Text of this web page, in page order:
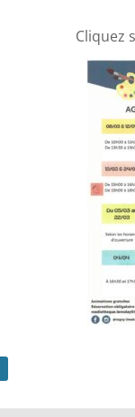
Cliquez